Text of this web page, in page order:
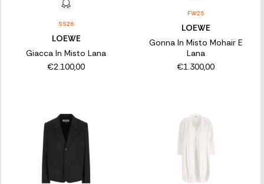
SS26
LOEWE
Giacca In Misto Lana
€2.100,00
FW25
LOEWE
Gonna In Misto Mohair E
Lana
€1.300,00